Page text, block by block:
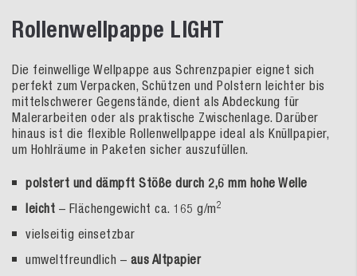
Rollenwellpappe LIGHT
Die feinwellige Wellpappe aus Schrenzpapier eignet sich
perfekt zum Verpacken, Schützen und Polstern leichter bis
mittelschwerer Gegenstände, dient als Abdeckung für
Malerarbeiten oder als praktische Zwischenlage. Darüber
hinaus ist die flexible Rollenwellpappe ideal als Knüllpapier,
um Hohlräume in Paketen sicher auszufüllen.
polstert und dämpft Stöße durch 2,6 mm hohe Welle
leicht – Flächengewicht ca. 165 g/m2
vielseitig einsetzbar
umweltfreundlich – aus Altpapier